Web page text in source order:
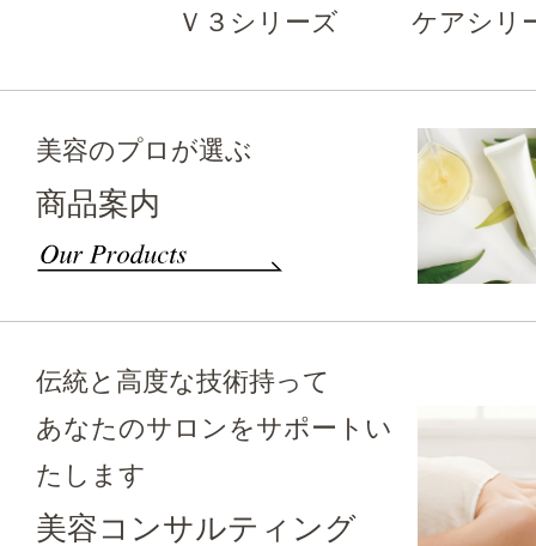
Ｖ３シリーズ
ケアシリ
美容のプロが選ぶ
商品案内
伝統と高度な技術持って
あなたのサロンをサポートい
たします
美容コンサルティング